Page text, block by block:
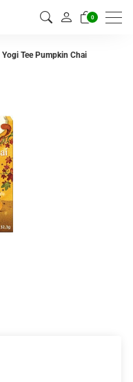
0
Yogi Tee Pumpkin Chai